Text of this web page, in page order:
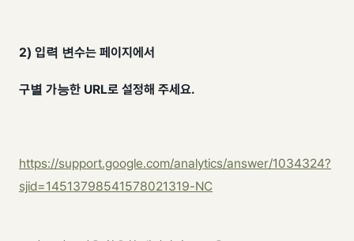
2) 입력 변수는 페이지에서
구별 가능한 URL로 설정해 주세요.
https://support.google.com/analytics/answer/1034324?
sjid=14513798541578021319-NC